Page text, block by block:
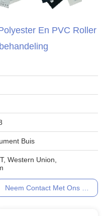
En PVC Roller
Buis
Western Union,
Neem Contact Met Ons Op